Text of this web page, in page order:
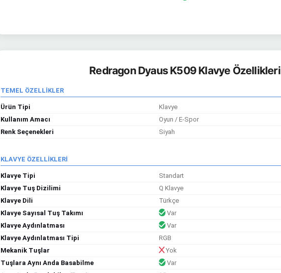
Redragon Dyaus K509 Klavye Özellikleri
TEMEL ÖZELLİKLER
Ürün Tipi
Klavye
Kullanım Amacı
Oyun / E-Spor
Renk Seçenekleri
Siyah
KLAVYE ÖZELLİKLERİ
Klavye Tipi
Standart
Klavye Tuş Dizilimi
Q Klavye
Klavye Dili
Türkçe
Klavye Sayısal Tuş Takımı
Var
Klavye Aydınlatması
Var
Klavye Aydınlatması Tipi
RGB
Mekanik Tuşlar
Yok
Tuşlara Aynı Anda Basabilme
Var